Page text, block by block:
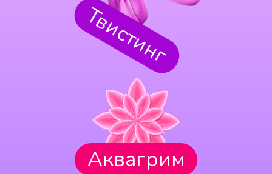
Твистинг
Аквагрим